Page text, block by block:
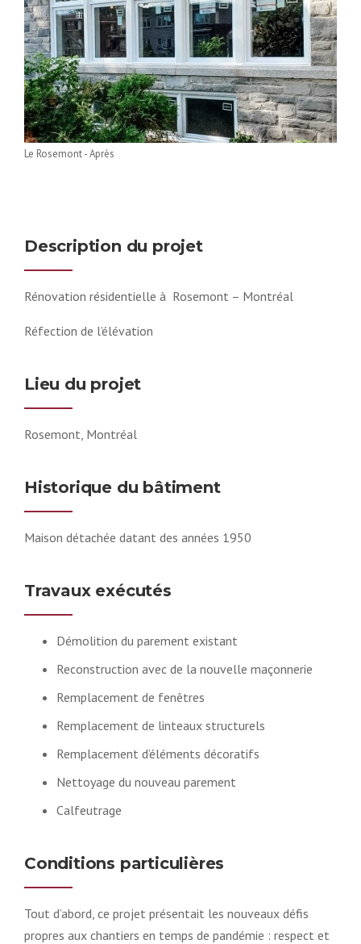
Le Rosemont - Après
Description du projet
Rénovation résidentielle à Rosemont – Montréal
Réfection de l’élévation
Lieu du projet
Rosemont, Montréal
Historique du bâtiment
Maison détachée datant des années 1950
Travaux exécutés
Démolition du parement existant
Reconstruction avec de la nouvelle maçonnerie
Remplacement de fenêtres
Remplacement de linteaux structurels
Remplacement d’éléments décoratifs
Nettoyage du nouveau parement
Calfeutrage
Conditions particulières
Tout d’abord, ce projet présentait les nouveaux défis
propres aux chantiers en temps de pandémie : respect et